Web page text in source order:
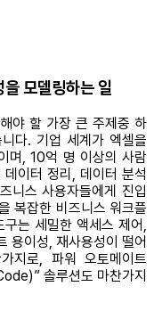
모델링하는 일
야 할 가장 큰 주제중 하
다. 기업 세계가 엑셀을
며, 10억 명 이상의 사람
이터 정리, 데이터 분석
니스 사용자들에게 진입
복잡한 비즈니스 워크플
는 세밀한 액세스 제어,
용이성, 재사용성이 떨어
지로, 파워 오토메이트
솔루션도 마찬가지